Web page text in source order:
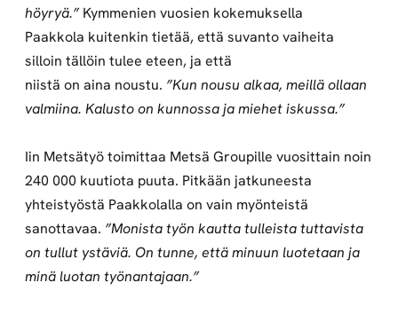
höyryä.”Kymmenien vuosien kokemuksella
Paakkola kuitenkin tietää, että suvanto vaiheita
silloin tällöin tulee eteen, ja että
niistä on aina noustu. ”Kun nousu alkaa, meillä ollaan
valmiina. Kalusto on kunnossa ja miehet iskussa.”
Iin Metsätyö toimittaa Metsä Groupille vuosittain noin
240 000 kuutiota puuta. Pitkään jatkuneesta
yhteistyöstä Paakkolalla on vain myönteistä
sanottavaa. ”Monista työn kautta tulleista tuttavista
on tullut ystäviä. On tunne, että minuun luotetaan ja
minä luotan työnantajaan.”